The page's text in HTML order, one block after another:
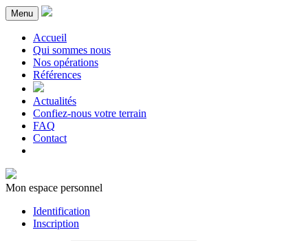
Menu
Accueil
Qui sommes nous
Nos opérations
Références
Actualités
Confiez-nous votre terrain
FAQ
Contact
Mon espace personnel
Identification
Inscription